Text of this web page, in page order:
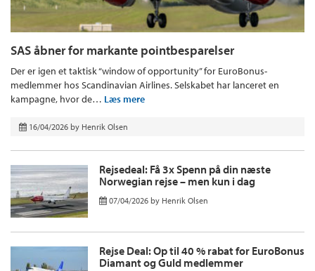
SAS åbner for markante pointbesparelser
Der er igen et taktisk “window of opportunity” for EuroBonus-
medlemmer hos Scandinavian Airlines. Selskabet har lanceret en
kampagne, hvor de… Læs mere
16/04/2026 by Henrik Olsen
Rejsedeal: Få 3x Spenn på din næste
Norwegian rejse – men kun i dag
07/04/2026 by Henrik Olsen
Rejse Deal: Op til 40 % rabat for EuroBonus
Diamant og Guld medlemmer